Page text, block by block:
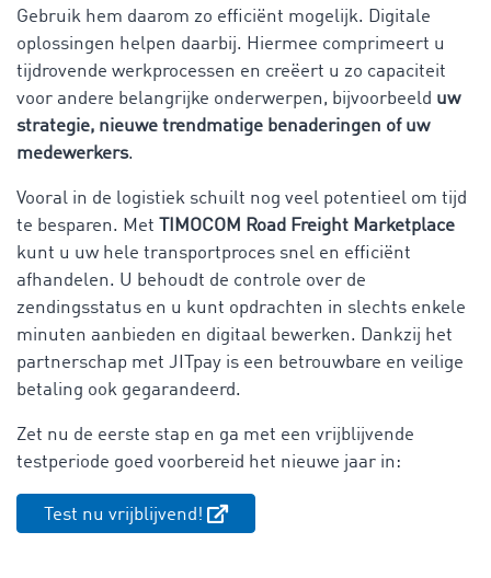
Gebruik hem daarom zo efficiënt mogelijk. Digitale
oplossingen helpen daarbij. Hiermee comprimeert u
tijdrovende werkprocessen en creëert u zo capaciteit
voor andere belangrijke onderwerpen, bijvoorbeeld uw
strategie, nieuwe trendmatige benaderingen of uw
medewerkers.
Vooral in de logistiek schuilt nog veel potentieel om tijd
te besparen. Met
TIMOCOM Road Freight Marketplace
kunt u uw hele transportproces snel en efficiënt
afhandelen. U behoudt de controle over de
zendingsstatus en u kunt opdrachten in slechts enkele
minuten aanbieden en digitaal bewerken. Dankzij het
partnerschap met JITpay is een betrouwbare en veilige
betaling ook gegarandeerd.
Zet nu de eerste stap en ga met een vrijblijvende
testperiode goed voorbereid het nieuwe jaar in:
Test nu vrijblijvend!